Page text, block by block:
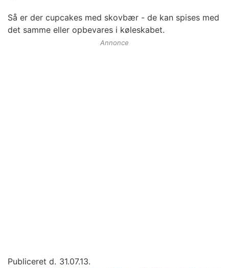
Så er der cupcakes med skovbær - de kan spises med
det samme eller opbevares i køleskabet.
Annonce
Publiceret d. 31.07.13.